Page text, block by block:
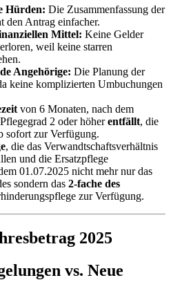
Hürden: Die Zusammenfassung der
den Antrag einfacher.
Mittel: Keine Gelder
weil keine starren
Angehörige: Die Planung der
keine komplizierten Umbuchungen
von 6 Monaten, nach dem
2 oder höherentfällt, die
sofort zur Verfügung.
, die das Verwandtschaftsverhältnis
und die Ersatzpflege
01.07.2025 nicht mehr nur das
sondern das 2-fache des
zur Verfügung.
vs. Neue